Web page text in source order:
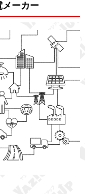
メーカー